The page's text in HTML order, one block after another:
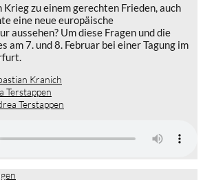
zu einem gerechten Frieden, auch
eine neue europäische
aussehen? Um diese Fragen und die
am 7. und 8. Februar bei einer Tagung im
Kranich
Terstappen
Terstappen